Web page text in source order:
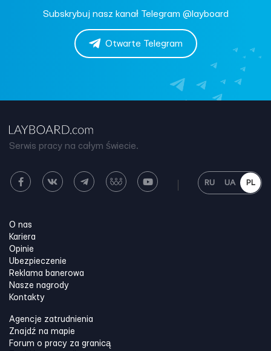
Subskrybuj nasz kanał Telegram @layboard
Otwarte Telegram
Serwis pracy na całym świecie.
RU UA PL
O nas
Kariera
Opinie
Ubezpieczenie
Reklama banerowa
Nasze nagrody
Kontakty
Agencje zatrudnienia
Znajdź na mapie
Forum o pracy za granicą